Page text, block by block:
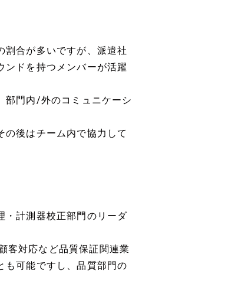
割合が多いですが、派遣社
ンドを持つメンバーが活躍
部門内/外のコミュニケーシ
後はチーム内で協力して
・計測器校正部門のリーダ
客対応など品質保証関連業
も可能ですし、品質部門の